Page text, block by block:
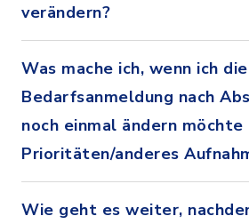
verändern?
Was mache ich, wenn ich die
Bedarfsanmeldung nach
noch einmal ändern möchte
Prioritäten/anderes
Wie geht es weiter,